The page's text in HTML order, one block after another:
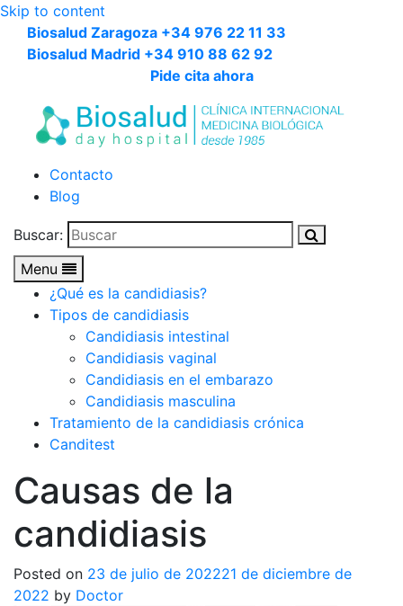
Skip to content
Biosalud Zaragoza +34 976 22 11 33
Biosalud Madrid +34 910 88 62 92
Pide cita ahora
Contacto
Blog
Buscar:
Menu
¿Qué es la candidiasis?
Tipos de candidiasis
Candidiasis intestinal
Candidiasis vaginal
Candidiasis en el embarazo
Candidiasis masculina
Tratamiento de la candidiasis crónica
Canditest
Causas de la
candidiasis
Posted on 23 de julio de 202221 de diciembre de
2022 by Doctor